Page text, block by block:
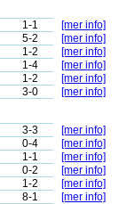
1-1
[mer info]
5-2
[mer info]
1-2
[mer info]
1-4
[mer info]
1-2
[mer info]
3-0 [mer info]
3-3
[mer info]
0-4
[mer info]
1-1
[mer info]
0-2
[mer info]
1-2
[mer info]
8-1 [mer info]